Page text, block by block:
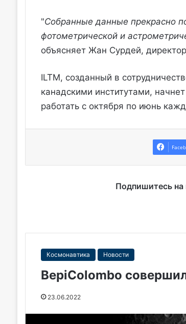
"Собранные данные прекрасно
фотометрической и
объясняет Жан Сурдей,
ILTM, созданный в
канадскими институтами,
работать с октября по июнь
Подпишитесь на